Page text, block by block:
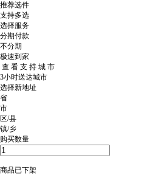
推荐选件
支持多选
选择服务
分期付款
不分期
极速到家
查 看 支 持 城 市
3小时送达城市
选择新地址
省
市
区/县
镇/乡
购买数量
商品已下架